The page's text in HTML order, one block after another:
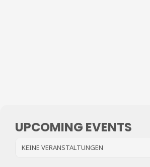
UPCOMING EVENTS
KEINE VERANSTALTUNGEN